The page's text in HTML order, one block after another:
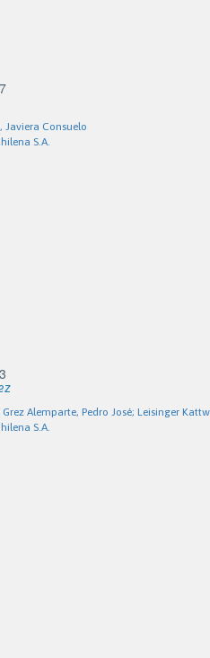
Javiera Consuelo
S.A.
Alemparte, Pedro José; Leisinger
S.A.